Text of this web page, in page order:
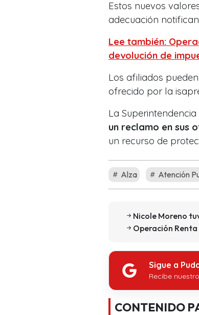
Estos nuevos
adecuación
Lee también:
devolución de
Los afiliados
ofrecido por la
La
un reclamo en sus
un recurso de
Alza Atención
Nicole Moreno
Operación
Sigue a
Recibe
CONTENIDO